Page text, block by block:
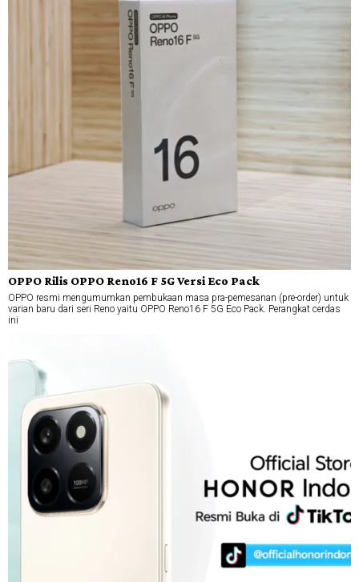
OPPO Rilis OPPO Reno16 F 5G Versi Eco Pack
OPPO resmi mengumumkan pembukaan masa pra-pemesanan (pre-order) untuk
varian baru dari seri Reno yaitu OPPO Reno16 F 5G Eco Pack. Perangkat cerdas
ini